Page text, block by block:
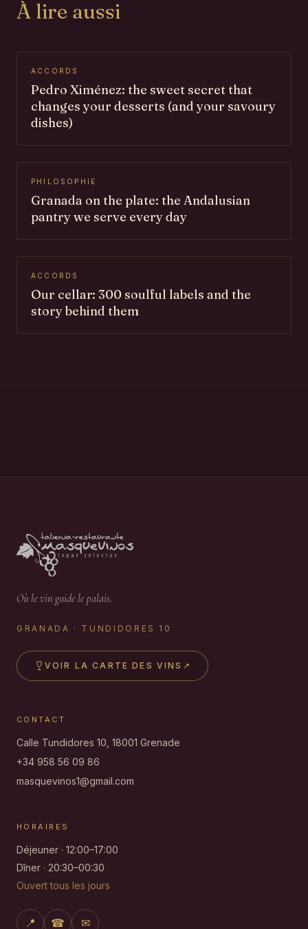
À lire aussi
ACCORDS
Pedro Ximénez: the sweet secret that
changes your desserts (and your savoury
dishes)
PHILOSOPHIE
Granada on the plate: the Andalusian
pantry we serve every day
ACCORDS
Our cellar: 300 soulful labels and the
story behind them
Où le vin guide le palais.
GRANADA · TUNDIDORES 10
VOIR LA CARTE DES VINS ↗
CONTACT
Calle Tundidores 10, 18001 Grenade
+34 958 56 09 86
masquevinos1@gmail.com
HORAIRES
Déjeuner · 12:00–17:00
Dîner · 20:30–00:30
Ouvert tous les jours
📍 ☎ ✉